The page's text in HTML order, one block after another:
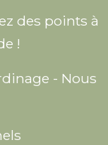
des points à
!
- Nous